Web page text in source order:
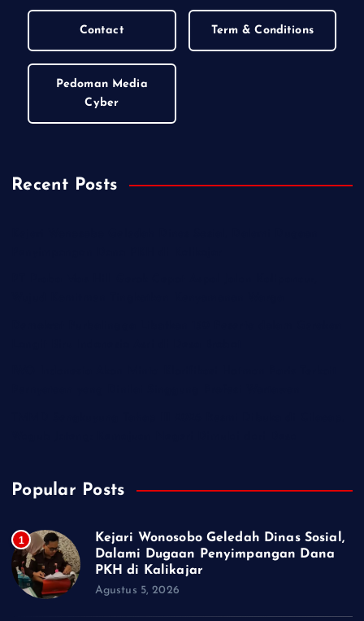
Contact Term & Conditions
Pedoman Media
Cyber
Recent Posts
Popular Posts
1
Kejari Wonosobo Geledah Dinas Sosial,
Dalami Dugaan Penyimpangan Dana
PKH di Kalikajar
Agustus 5, 2026